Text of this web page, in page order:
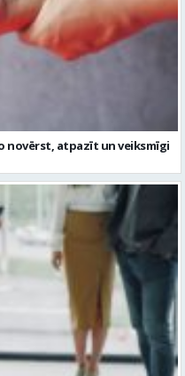
novērst, atpazīt un veiksmīgi
auto ar garantiju ir laba izvēle